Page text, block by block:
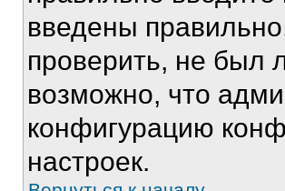
введены
проверить, не был
возможно, что
конфигурацию
настроек.